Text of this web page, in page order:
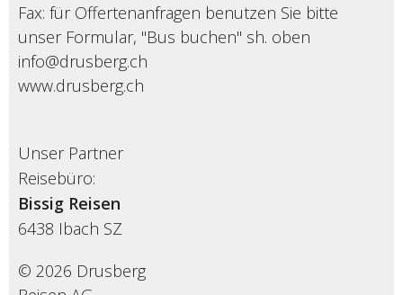
Fax: für Offertenanfragen benutzen Sie bitte
unser Formular, "Bus buchen" sh. oben
info@drusberg.ch
www.drusberg.ch
Unser Partner
Reisebüro:
Bissig Reisen
6438 Ibach SZ
© 2026 Drusberg